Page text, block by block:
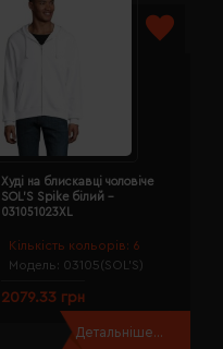
Кількість кольорів: 6
Модель: 03105(SOL’S)
Худі на блискавці чоловіче
SOL'S Spike білий -
031051023XL
2079.33 грн
Детальніше...